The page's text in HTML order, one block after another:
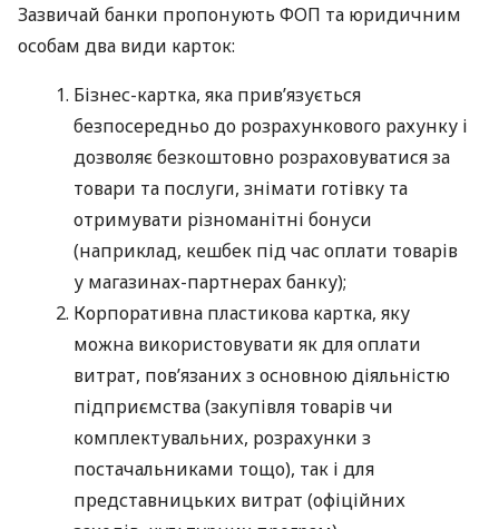
Зазвичай банки пропонують ФОП та юридичним
особам два види карток:
Бізнес-картка, яка прив’язується
безпосередньо до розрахункового рахунку і
дозволяє безкоштовно розраховуватися за
товари та послуги, знімати готівку та
отримувати різноманітні бонуси
(наприклад, кешбек під час оплати товарів
у магазинах-партнерах банку);
Корпоративна пластикова картка, яку
можна використовувати як для оплати
витрат, пов’язаних з основною діяльністю
підприємства (закупівля товарів чи
комплектувальних, розрахунки з
постачальниками тощо), так і для
представницьких витрат (офіційних